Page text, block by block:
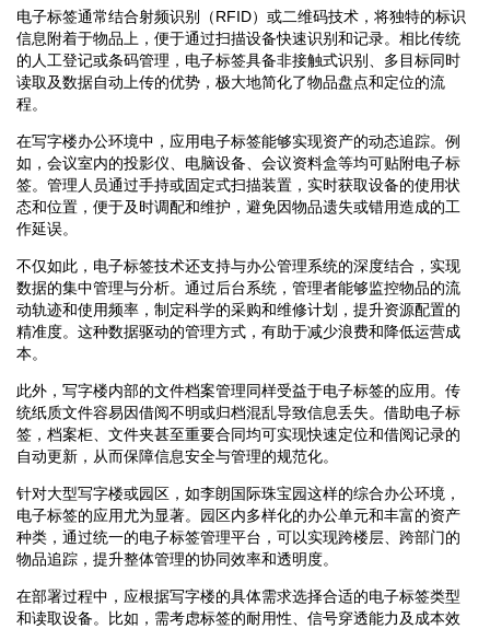
电子标签通常结合射频识别（RFID）或二维码技术，将独特的标识
信息附着于物品上，便于通过扫描设备快速识别和记录。相比传统
的人工登记或条码管理，电子标签具备非接触式识别、多目标同时
读取及数据自动上传的优势，极大地简化了物品盘点和定位的流
程。
在写字楼办公环境中，应用电子标签能够实现资产的动态追踪。例
如，会议室内的投影仪、电脑设备、会议资料盒等均可贴附电子标
签。管理人员通过手持或固定式扫描装置，实时获取设备的使用状
态和位置，便于及时调配和维护，避免因物品遗失或错用造成的工
作延误。
不仅如此，电子标签技术还支持与办公管理系统的深度结合，实现
数据的集中管理与分析。通过后台系统，管理者能够监控物品的流
动轨迹和使用频率，制定科学的采购和维修计划，提升资源配置的
精准度。这种数据驱动的管理方式，有助于减少浪费和降低运营成
本。
此外，写字楼内部的文件档案管理同样受益于电子标签的应用。传
统纸质文件容易因借阅不明或归档混乱导致信息丢失。借助电子标
签，档案柜、文件夹甚至重要合同均可实现快速定位和借阅记录的
自动更新，从而保障信息安全与管理的规范化。
针对大型写字楼或园区，如李朗国际珠宝园这样的综合办公环境，
电子标签的应用尤为显著。园区内多样化的办公单元和丰富的资产
种类，通过统一的电子标签管理平台，可以实现跨楼层、跨部门的
物品追踪，提升整体管理的协同效率和透明度。
在部署过程中，应根据写字楼的具体需求选择合适的电子标签类型
和读取设备。比如，需考虑标签的耐用性、信号穿透能力及成本效